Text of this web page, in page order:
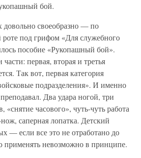
бой.
довольно своеобразно — по
под грифом «Для служебного
пособие «Рукопашный бой».
первая, вторая и третья
Так вот, первая категория
подразделения». И именно
Два удара ногой, три
«снятие часового», чуть-чуть работа
саперная лопатка. Детский
— если все это не отработано до
применять невозможно в принципе.